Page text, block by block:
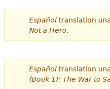
Españoltranslation
Not a Hero.
Españoltranslation
(Book 1): The War to